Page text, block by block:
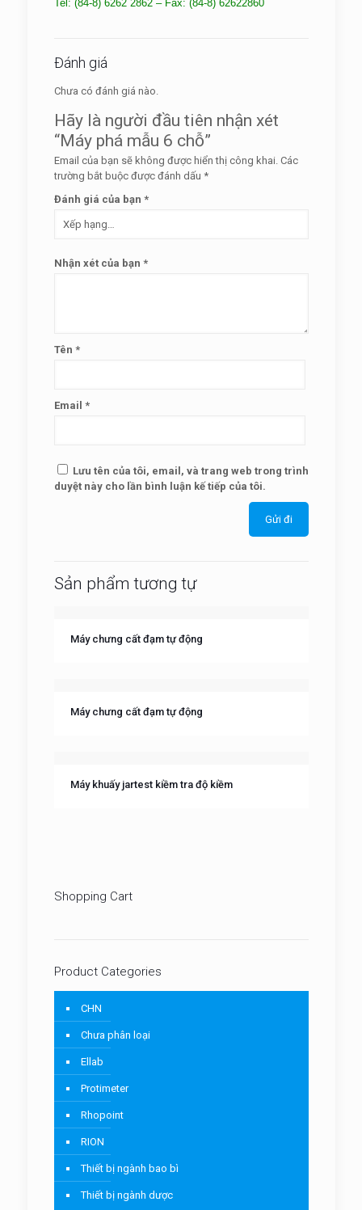
Tel: (84-8) 6262 2862 – Fax: (84-8) 62622860
Đánh giá
Chưa có đánh giá nào.
Hãy là người đầu tiên nhận xét
“Máy phá mẫu 6 chỗ”
Email của bạn sẽ không được hiển thị công khai. Các
trường bắt buộc được đánh dấu *
Đánh giá của bạn *
Nhận xét của bạn *
Tên *
Email *
Lưu tên của tôi, email, và trang web trong trình
duyệt này cho lần bình luận kế tiếp của tôi.
Sản phẩm tương tự
Máy chưng cất đạm tự động
Máy chưng cất đạm tự động
Máy khuấy jartest kiềm tra độ kiềm
Shopping Cart
Product Categories
CHN
Chưa phân loại
Ellab
Protimeter
Rhopoint
RION
Thiết bị ngành bao bì
Thiết bị ngành dược